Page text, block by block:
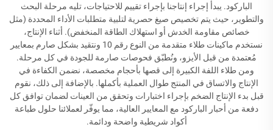
الباركود. يبدأ إجراء إنتاجنا بإجراء تقييم للاحتياجات، تليه مرحلة البحث
والتطوير، حيث يتم تخصيص صيغ حصرية لتلبية متطلبات الأداء المحددة (مثل
خصائص مقاومة الخدش أو استهلاك الطاقة المنخفض). أثناء الإنتاج،
نستخدم ماكينات طلاء متقدمة من النوع رقم 10 ونتقيد بشكل صارم بمعايير
مُعتمدة من قبل الأيزو، ونُطبّق فحوصات صارمة للجودة في كل مرحلة.
ومن طلاء اللفة الكبيرة إلى قصها بأحجام مخصصة، نضمن الكفاءة في
الإنتاج والاتساق في المنتج طوال العملية بأكملها. بالإضافة إلى ذلك، نقوم
قبل بدء الإنتاج الضخم بإجراء اختبارات وتحقق من العينات لضمان توافق كل
دفعة من أحبار الباركود مع المعايير العالية، مما يوفّر لعملائنا حلول طباعة
أكواد شريطية واضحة ودائمة.